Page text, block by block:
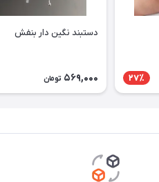
27٪
دستبند نگین دار بنفش
569,000 تومان